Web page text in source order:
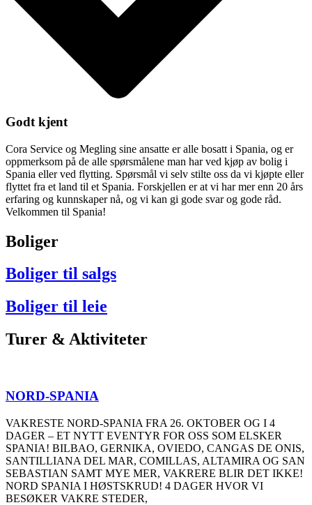
Godt kjent
Cora Service og Megling sine ansatte er alle bosatt i Spania, og er
oppmerksom på de alle spørsmålene man har ved kjøp av bolig i
Spania eller ved flytting. Spørsmål vi selv stilte oss da vi kjøpte eller
flyttet fra et land til et Spania. Forskjellen er at vi har mer enn 20 års
erfaring og kunnskaper nå, og vi kan gi gode svar og gode råd.
Velkommen til Spania!
Boliger
Boliger til salgs
Boliger til leie
Turer & Aktiviteter
NORD-SPANIA
VAKRESTE NORD-SPANIA FRA 26. OKTOBER OG I 4
DAGER – ET NYTT EVENTYR FOR OSS SOM ELSKER
SPANIA! BILBAO, GERNIKA, OVIEDO, CANGAS DE ONIS,
SANTILLIANA DEL MAR, COMILLAS, ALTAMIRA OG SAN
SEBASTIAN SAMT MYE MER, VAKRERE BLIR DET IKKE!
NORD SPANIA I HØSTSKRUD! 4 DAGER HVOR VI
BESØKER VAKRE STEDER,